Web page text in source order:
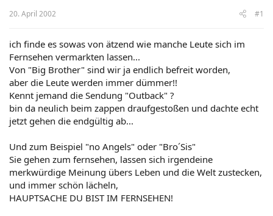
20. April 2002 #1
ich finde es sowas von ätzend wie manche Leute sich im
Fernsehen vermarkten lassen...
Von "Big Brother" sind wir ja endlich befreit worden,
aber die Leute werden immer dümmer!!
Kennt jemand die Sendung "Outback" ?
bin da neulich beim zappen draufgestoßen und dachte echt
jetzt gehen die endgültig ab...
Und zum Beispiel "no Angels" oder "Bro´Sis"
Sie gehen zum fernsehen, lassen sich irgendeine
merkwürdige Meinung übers Leben und die Welt zustecken,
und immer schön lächeln,
HAUPTSACHE DU BIST IM FERNSEHEN!